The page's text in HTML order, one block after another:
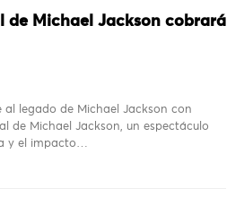
de Michael Jackson cobrará
legado de Michael Jackson con
de Michael Jackson, un espectáculo
y el impacto…